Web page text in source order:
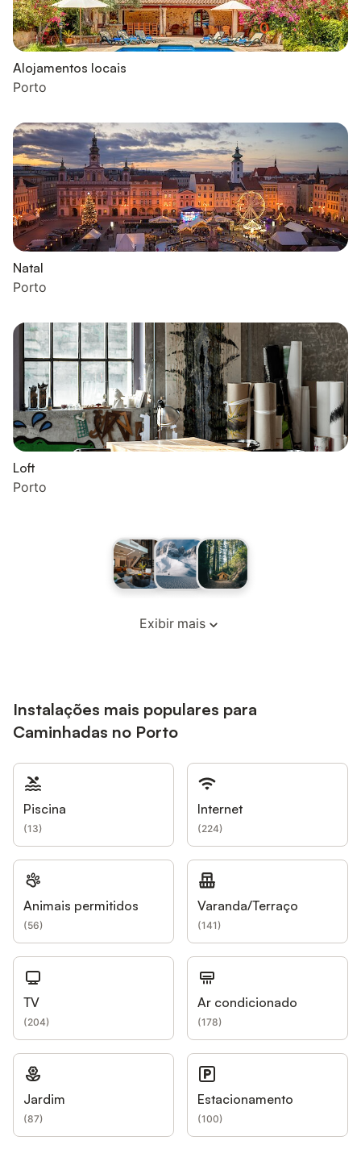
Alojamentos locais
Porto
Natal
Porto
Loft
Porto
Exibir mais
Instalações mais populares para
Caminhadas no Porto
Piscina
(13)
Internet
(224)
Animais permitidos
(56)
Varanda/Terraço
(141)
TV
(204)
Ar condicionado
(178)
Jardim
(87)
Estacionamento
(100)